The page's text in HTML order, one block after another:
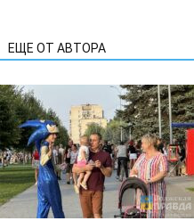
ЕЩЕ ОТ АВТОРА